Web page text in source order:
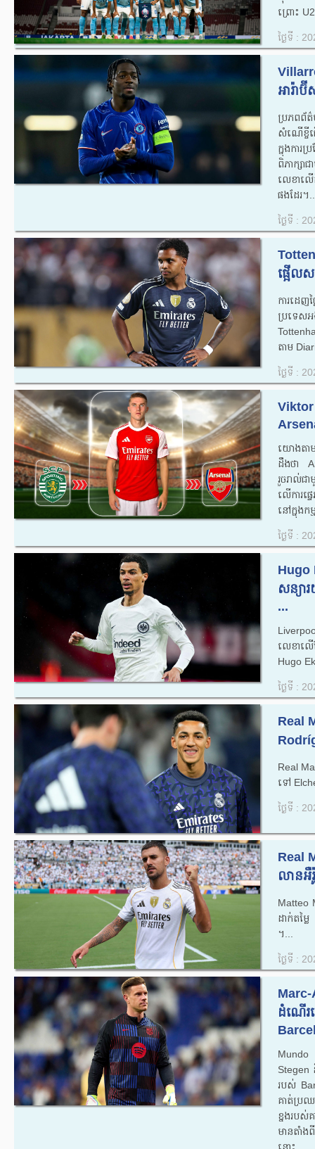
ព្រោះ
ថ្ងៃទី :
អារ៉ា
ប្រភពព័ត៌
សំណើខ្ចីជ
ក្នុងការ
ពិភាក្សា
លេខាល
ផងដែរ។
ថ្ងៃទី :
ផ្អើល
ការដេ
ប្រទេសអ
តាម
ថ្ងៃទី :
យោងត
ដឹងថា
រួចរាល់
លើការផ្
នៅក្នុងក
ថ្ងៃទី :
Hugo
សន្យា
...
លេខាល
Hugo
ថ្ងៃទី :
Real
Real
ទៅ
ថ្ងៃទី :
Real
លានអឺ
Matteo
ដាក់តម្
។...
ថ្ងៃទី :
ដំណើ
Mundo
Stegen
របស់
គាត់ប្រ
ខ្នងរបស់
មានតាំ